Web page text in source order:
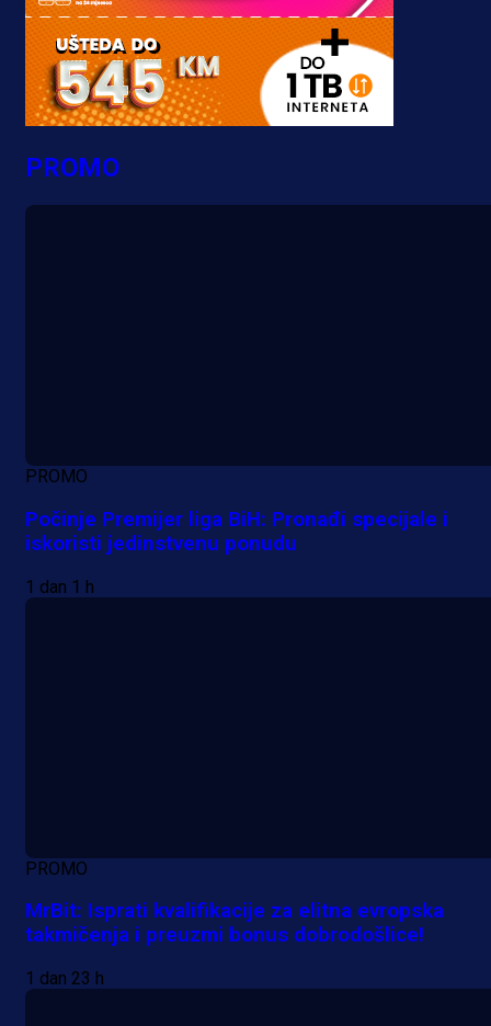
PROMO
PROMO
Počinje Premijer liga BiH: Pronađi specijale i
iskoristi jedinstvenu ponudu
1 dan 1 h
PROMO
MrBit: Isprati kvalifikacije za elitna evropska
takmičenja i preuzmi bonus dobrodošlice!
1 dan 23 h